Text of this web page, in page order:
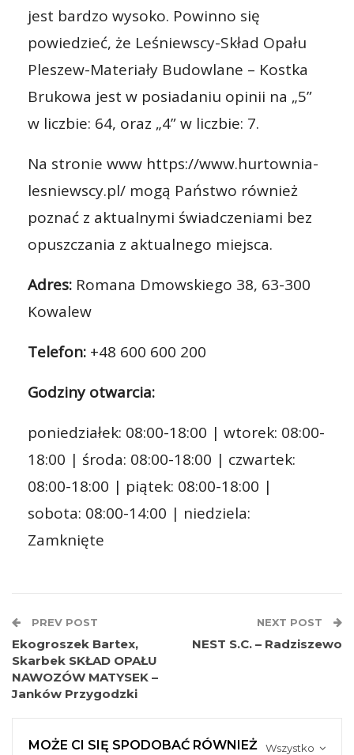
jest bardzo wysoko. Powinno się
powiedzieć, że Leśniewscy-Skład Opału
Pleszew-Materiały Budowlane – Kostka
Brukowa jest w posiadaniu opinii na „5”
w liczbie: 64, oraz „4” w liczbie: 7.
Na stronie www https://www.hurtownia-
lesniewscy.pl/ mogą Państwo również
poznać z aktualnymi świadczeniami bez
opuszczania z aktualnego miejsca.
Adres: Romana Dmowskiego 38, 63-300
Kowalew
Telefon: +48 600 600 200
Godziny otwarcia:
poniedziałek: 08:00-18:00 | wtorek: 08:00-
18:00 | środa: 08:00-18:00 | czwartek:
08:00-18:00 | piątek: 08:00-18:00 |
sobota: 08:00-14:00 | niedziela:
Zamknięte
PREV POST
Ekogroszek Bartex,
Skarbek SKŁAD OPAŁU
NAWOZÓW MATYSEK –
Janków Przygodzki
NEXT POST
NEST S.C. – Radziszewo
Wszystko
MOŻE CI SIĘ SPODOBAĆ RÓWNIEŻ